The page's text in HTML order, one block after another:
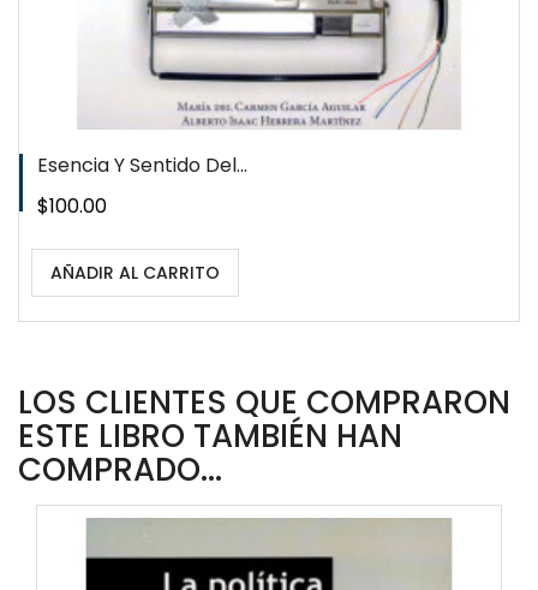
Esencia Y Sentido Del...
Precio
$100.00
AÑADIR AL CARRITO
LOS CLIENTES QUE COMPRARON
ESTE LIBRO TAMBIÉN HAN
COMPRADO...